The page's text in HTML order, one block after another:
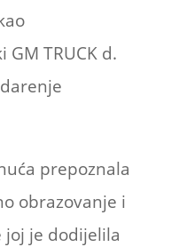
TRUCK d.
prepoznala
obrazovanje i
je dodijelila